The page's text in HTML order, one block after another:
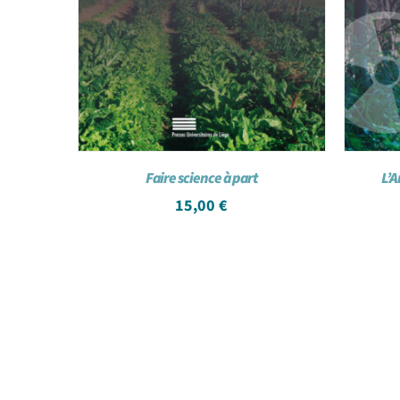
Faire science à part
15,00€